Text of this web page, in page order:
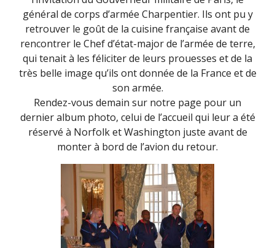
général de corps d’armée Charpentier. Ils ont pu y
retrouver le goût de la cuisine française avant de
rencontrer le Chef d’état-major de l’armée de terre,
qui tenait à les féliciter de leurs prouesses et de la
très belle image qu’ils ont donnée de la France et de
son armée.
Rendez-vous demain sur notre page pour un
dernier album photo, celui de l’accueil qui leur a été
réservé à Norfolk et Washington juste avant de
monter à bord de l’avion du retour.